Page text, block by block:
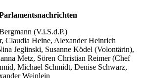
(V.i.S.d.P.)
Claudia Heine, Alexander Heinrich
Jeglinski, Susanne Ködel (Volontärin),
Metz, Sören Christian Reimer (Chef
Michael Schmidt, Denise Schwarz,
Weinlein